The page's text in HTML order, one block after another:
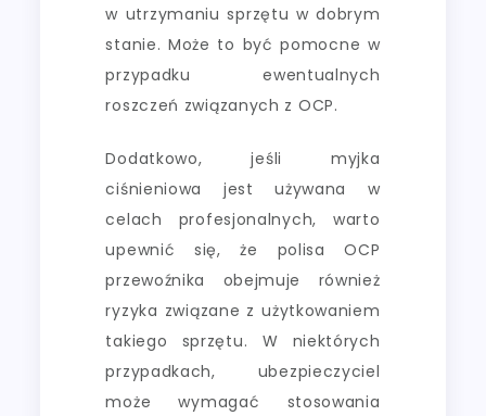
w utrzymaniu sprzętu w dobrym
stanie. Może to być pomocne w
przypadku ewentualnych
roszczeń związanych z OCP.
Dodatkowo, jeśli myjka
ciśnieniowa jest używana w
celach profesjonalnych, warto
upewnić się, że polisa OCP
przewoźnika obejmuje również
ryzyka związane z użytkowaniem
takiego sprzętu. W niektórych
przypadkach, ubezpieczyciel
może wymagać stosowania